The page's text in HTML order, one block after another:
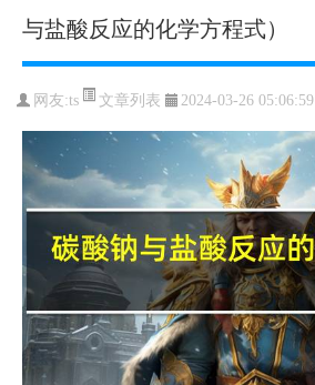
与盐酸反应的化学方程式）
网友:ts 文章列表 2024-03-26 05:06:59